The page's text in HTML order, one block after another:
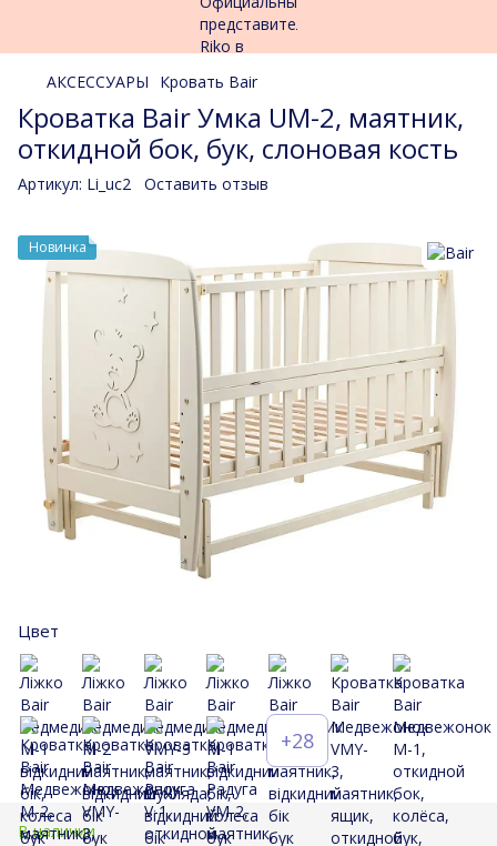
АКСЕССУАРЫ Кровать Bair
Кроватка Bair Умка UM-2, маятник,
откидной бок, бук, слоновая кость
Артикул: Li_uc2 Оставить отзыв
Новинка
Цвет
+28
В наличии